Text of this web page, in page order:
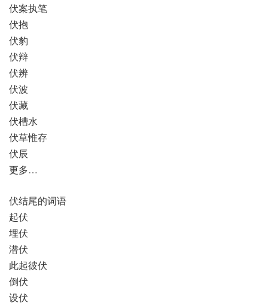
伏案执笔
伏抱
伏豹
伏辩
伏辨
伏波
伏藏
伏槽水
伏草惟存
伏辰
更多…
伏结尾的词语
起伏
埋伏
潜伏
此起彼伏
倒伏
设伏